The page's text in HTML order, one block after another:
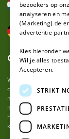
Over ons
Wij van robotmaaier-
onderhoud van robot
maken. Uit ervaring
messen voor een
het u makkelijk te
kopen.
bezoekers op
analyseren en
(Marketing)
advertentie
Kies hieronder
Wil je alles
Accepteren.
STRIKT